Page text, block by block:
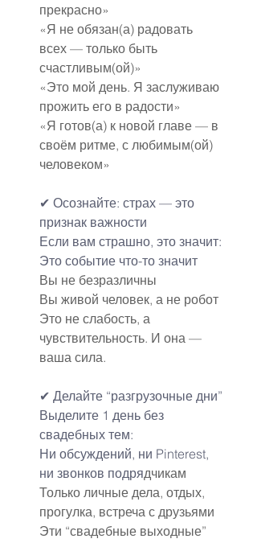
прекрасно»
«Я не обязан(а) радовать
всех — только быть
счастливым(ой)»
«Это мой день. Я заслуживаю
прожить его в радости»
«Я готов(а) к новой главе — в
своём ритме, с любимым(ой)
человеком»
✔ Осознайте: страх — это
признак важности
Если вам страшно, это значит:
Это событие что-то значит
Вы не безразличны
Вы живой человек, а не робот
Это не слабость, а
чувствительность. И она —
ваша сила.
✔ Делайте “разгрузочные дни”
Выделите 1 день без
свадебных тем:
Ни обсуждений, ни Pinterest,
ни звонков подрядчикам
Только личные дела, отдых,
прогулка, встреча с друзьями
Эти “свадебные выходные”